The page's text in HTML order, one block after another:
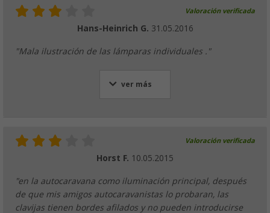
Valoración verificada
Hans-Heinrich G. 31.05.2016
"Mala ilustración de las lámparas individuales ."
ver más
Valoración verificada
Horst F. 10.05.2015
"en la autocaravana como iluminación principal, después
de que mis amigos autocaravanistas lo probaran, las
clavijas tienen bordes afilados y no pueden introducirse